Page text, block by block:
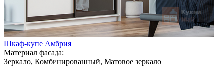
Шкаф-купе Амбрия
Материал фасада:
Зеркало, Комбинированный, Матовое зеркало